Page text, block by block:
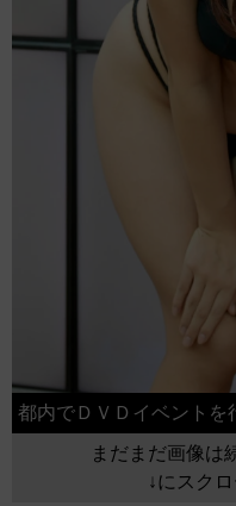
都内でＤＶＤイベントを
まだまだ画像は
↓にスク